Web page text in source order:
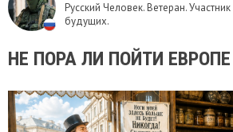
Русский Человек. Ветеран.
будущих.
НЕ ПОРА ЛИ ПОЙТИ